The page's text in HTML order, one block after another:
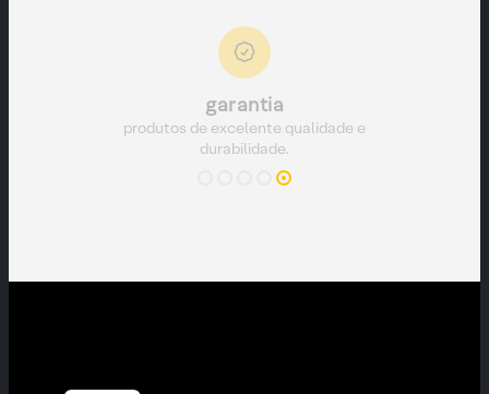
garantia
produtos de excelente qualidade e
durabilidade.